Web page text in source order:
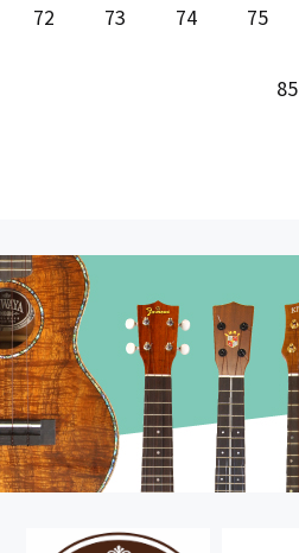
72 73 74 75
85